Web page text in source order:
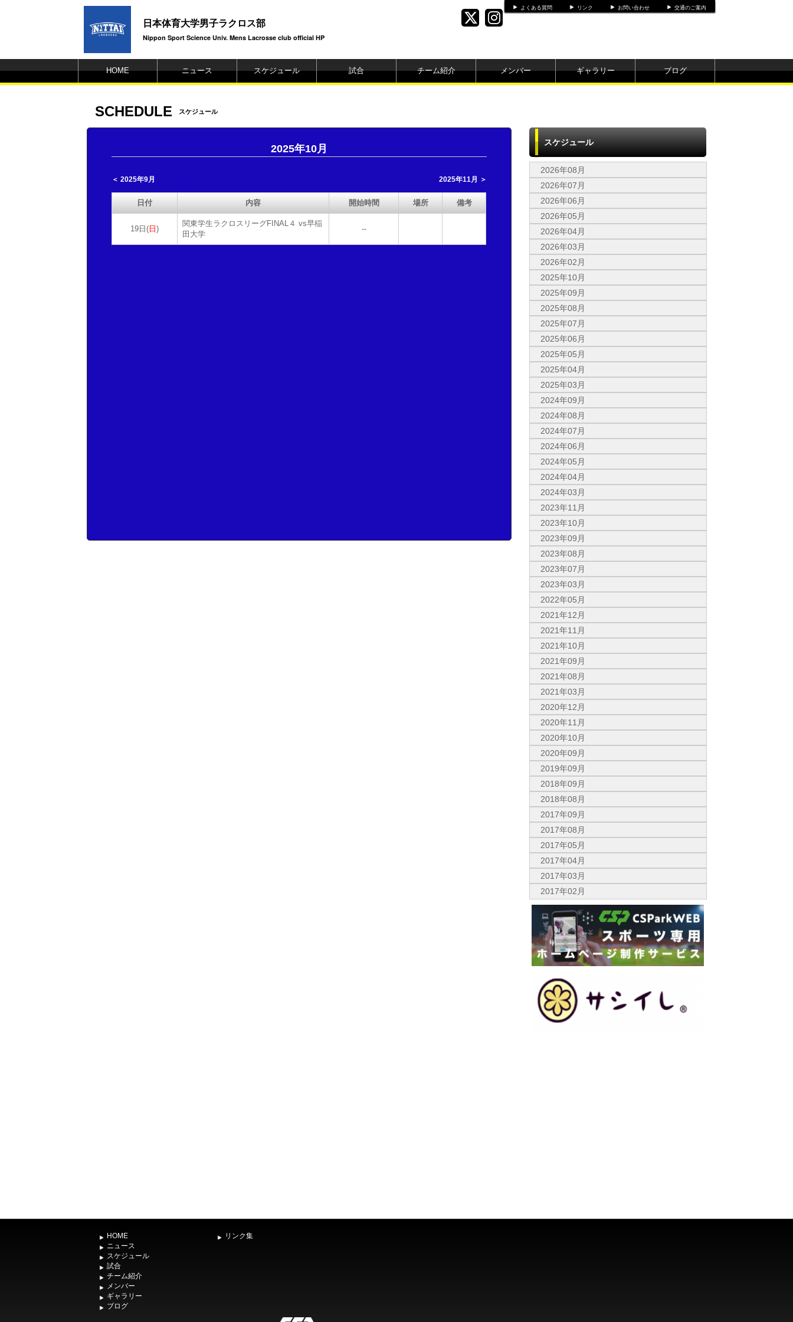
よくある質問 リンク お問い合わせ 交通のご案内
日本体育大学男子ラクロス部
Nippon Sport Science Univ. Mens Lacrosse club official HP
HOME ニュース スケジュール 試合 チーム紹介 メンバー ギャラリー ブログ
SCHEDULE スケジュール
2025年10月
＜ 2025年9月 2025年11月 ＞
日付 内容 開始時間 場所 備考
19日( 日)
関東学生ラクロスリーグFINAL４ vs早稲
田大学
--
スケジュール
2026年08月
2026年07月
2026年06月
2026年05月
2026年04月
2026年03月
2026年02月
2025年10月
2025年09月
2025年08月
2025年07月
2025年06月
2025年05月
2025年04月
2025年03月
2024年09月
2024年08月
2024年07月
2024年06月
2024年05月
2024年04月
2024年03月
2023年11月
2023年10月
2023年09月
2023年08月
2023年07月
2023年03月
2022年05月
2021年12月
2021年11月
2021年10月
2021年09月
2021年08月
2021年03月
2020年12月
2020年11月
2020年10月
2020年09月
2019年09月
2018年09月
2018年08月
2017年09月
2017年08月
2017年05月
2017年04月
2017年03月
2017年02月
HOME
ニュース
スケジュール
試合
チーム紹介
メンバー
ギャラリー
ブログ
リンク集